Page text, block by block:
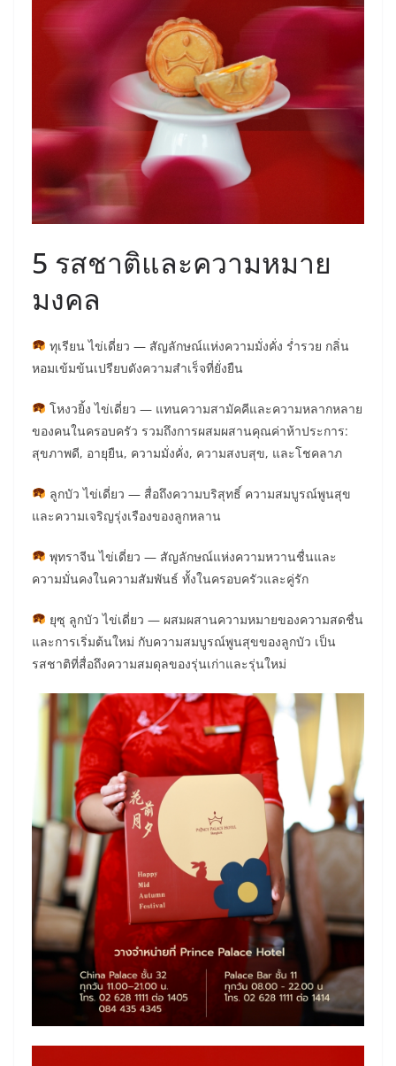
5 รสชาติและความหมาย
มงคล
ทุเรียน ไข่เดี่ยว — สัญลักษณ์แห่งความมั่งคั่ง ร่ำรวย กลิ่น
หอมเข้มข้นเปรียบดังความสำเร็จที่ยั่งยืน
โหงวยิ้ง ไข่เดี่ยว — แทนความสามัคคีและความหลากหลาย
ของคนในครอบครัว รวมถึงการผสมผสานคุณค่าห้าประการ:
สุขภาพดี, อายุยืน, ความมั่งคั่ง, ความสงบสุข, และโชคลาภ
ลูกบัว ไข่เดี่ยว — สื่อถึงความบริสุทธิ์ ความสมบูรณ์พูนสุข
และความเจริญรุ่งเรืองของลูกหลาน
พุทราจีน ไข่เดี่ยว — สัญลักษณ์แห่งความหวานชื่นและ
ความมั่นคงในความสัมพันธ์ ทั้งในครอบครัวและคู่รัก
ยุซุ ลูกบัว ไข่เดี่ยว — ผสมผสานความหมายของความสดชื่น
และการเริ่มต้นใหม่ กับความสมบูรณ์พูนสุขของลูกบัว เป็น
รสชาติที่สื่อถึงความสมดุลของรุ่นเก่าและรุ่นใหม่